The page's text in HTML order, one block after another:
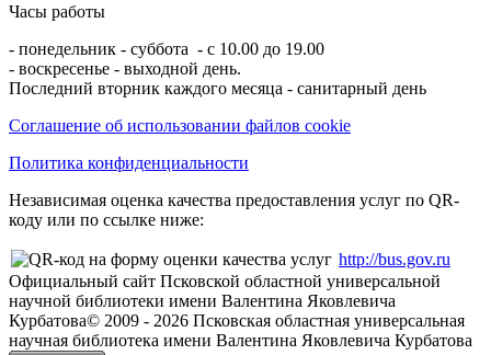
Часы работы
- понедельник - суббота - с 10.00 до 19.00
- воскресенье - выходной день.
Последний вторник каждого месяца - санитарный день
Соглашение об использовании файлов cookie
Политика конфиденциальности
Независимая оценка качества предоставления услуг по QR-
коду или по ссылке ниже:
http://bus.gov.ru
Официальный сайт Псковской областной универсальной
научной библиотеки имени Валентина Яковлевича
Курбатова© 2009 - 2026 Псковская областная универсальная
научная библиотека имени Валентина Яковлевича Курбатова